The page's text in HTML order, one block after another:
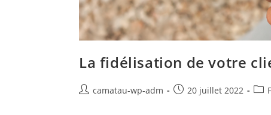
La fidélisation de votre
camatau-wp-adm 20 juillet 2022